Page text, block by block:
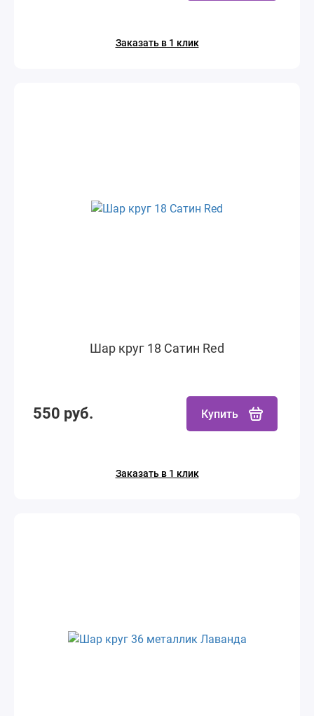
Заказать в 1 клик
Шар круг 18 Сатин Red
550 руб. Купить
Заказать в 1 клик